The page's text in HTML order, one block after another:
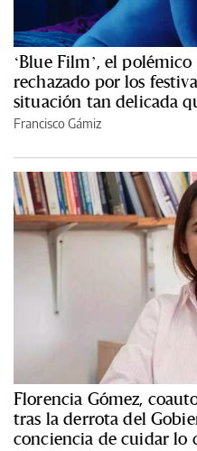
‘Blue Film’, el
rechazado por los
situación tan delicada
Francisco Gámiz
Florencia Gómez,
tras la derrota del
conciencia de cuidar lo